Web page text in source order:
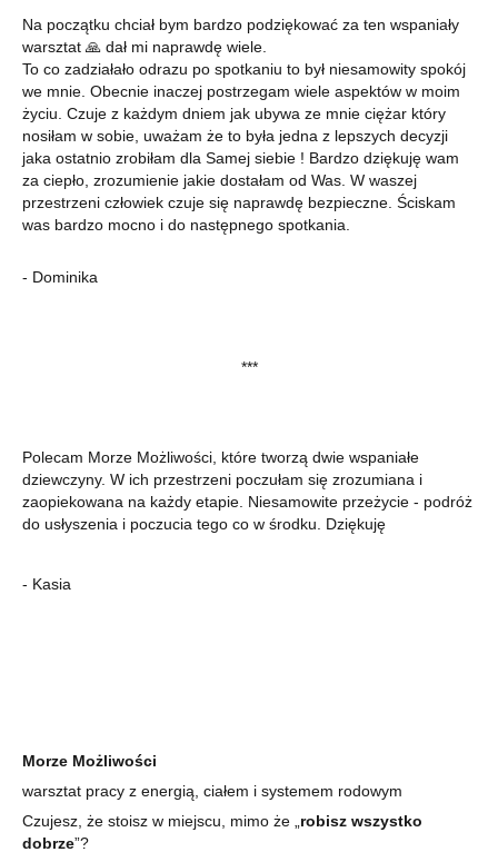
Na początku chciał bym bardzo podziękować za ten wspaniały
warsztat 🙏 dał mi naprawdę wiele.
To co zadziałało odrazu po spotkaniu to był niesamowity spokój
we mnie. Obecnie inaczej postrzegam wiele aspektów w moim
życiu. Czuje z każdym dniem jak ubywa ze mnie ciężar który
nosiłam w sobie, uważam że to była jedna z lepszych decyzji
jaka ostatnio zrobiłam dla Samej siebie ! Bardzo dziękuję wam
za ciepło, zrozumienie jakie dostałam od Was. W waszej
przestrzeni człowiek czuje się naprawdę bezpieczne. Ściskam
was bardzo mocno i do następnego spotkania.
- Dominika
***
Polecam Morze Możliwości, które tworzą dwie wspaniałe
dziewczyny. W ich przestrzeni poczułam się zrozumiana i
zaopiekowana na każdy etapie. Niesamowite przeżycie - podróż
do usłyszenia i poczucia tego co w środku. Dziękuję
- Kasia
Morze Możliwości
warsztat pracy z energią, ciałem i systemem rodowym
Czujesz, że stoisz w miejscu, mimo że „ robisz wszystko
dobrze”?